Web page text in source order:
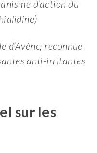
d’action du
d’Avène, reconnue
anti-irritantes
sur les